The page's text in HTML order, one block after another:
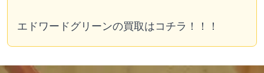
エドワードグリーンの買取はコチラ！！！